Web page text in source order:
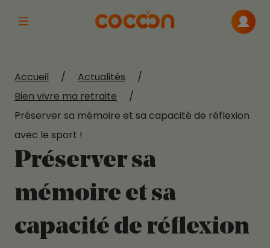
Afficher la navigation principale
Me
Accueil / Actualités
/
Bien vivre ma retraite
/
Préserver sa mémoire et sa capacité de réflexion
avec le sport !
Préserver sa
mémoire et sa
capacité de réflexion